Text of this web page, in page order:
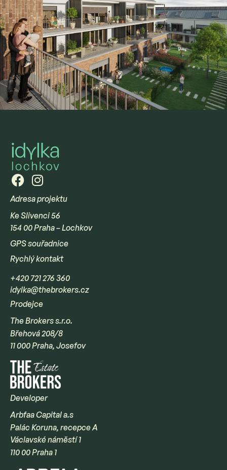
Adresa projektu
Ke Slivenci 56
154 00 Praha – Lochkov
GPS souřadnice
Rychlý kontakt
+420 721 276 360
idylka@thebrokers.cz
Prodejce
The Brokers s.r.o.
Břehová 208/8
11 000 Praha, Josefov
Developer
Arbfaa Capital a.s
Palác Koruna, recepce A
Václavské náměstí 1
110 00 Praha 1